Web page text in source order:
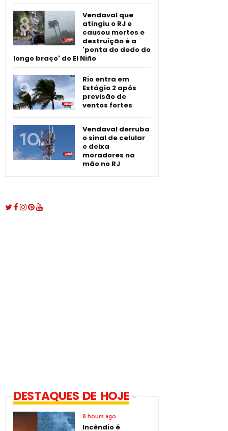
Vendaval que
atingiu o RJ e
causou mortes e
destruição é a
'ponta do dedo do
longo braço' do El Niño
Rio entra em
Estágio 2 após
previsão de
ventos fortes
Vendaval derruba
o sinal de celular
e deixa
moradores na
mão no RJ
DESTAQUES DE HOJE
8 hours ago
Incêndio é